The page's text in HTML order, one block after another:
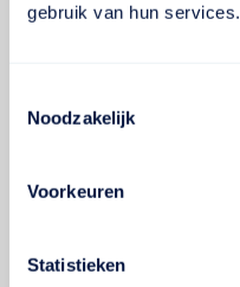
gebruik van hun services.
Noodzakelijk
Voorkeuren
Statistieken